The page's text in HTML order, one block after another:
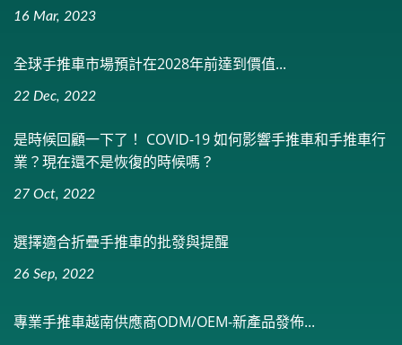
16 Mar, 2023
全球手推車市場預計在2028年前達到價值...
22 Dec, 2022
是時候回顧一下了！ COVID-19 如何影響手推車和手推車行
業？現在還不是恢復的時候嗎？
27 Oct, 2022
選擇適合折疊手推車的批發與提醒
26 Sep, 2022
專業手推車越南供應商ODM/OEM-新產品發佈...